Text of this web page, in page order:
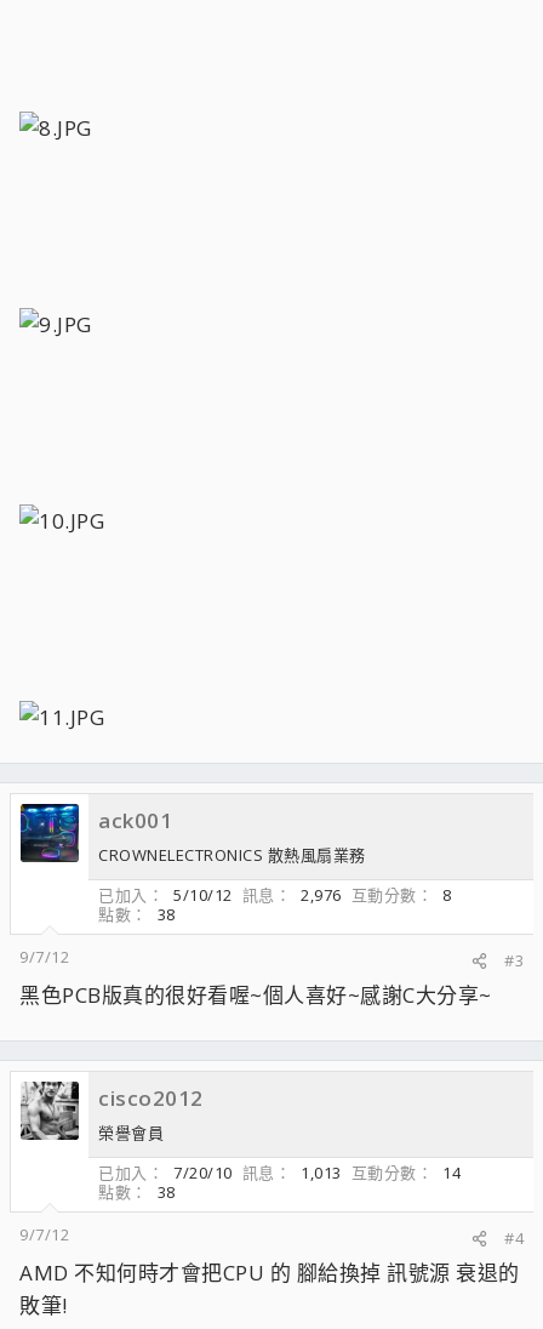
ack001
CROWNELECTRONICS 散熱風扇業務
已加入
5/10/12 訊息 2,976 互動分數
8
點數
38
9/7/12
#3
黑色PCB版真的很好看喔~個人喜好~感謝C大分享~
cisco2012
榮譽會員
已加入
7/20/10 訊息 1,013 互動分數
14
點數
38
9/7/12
#4
AMD 不知何時才會把CPU 的 腳給換掉 訊號源 衰退的
敗筆!